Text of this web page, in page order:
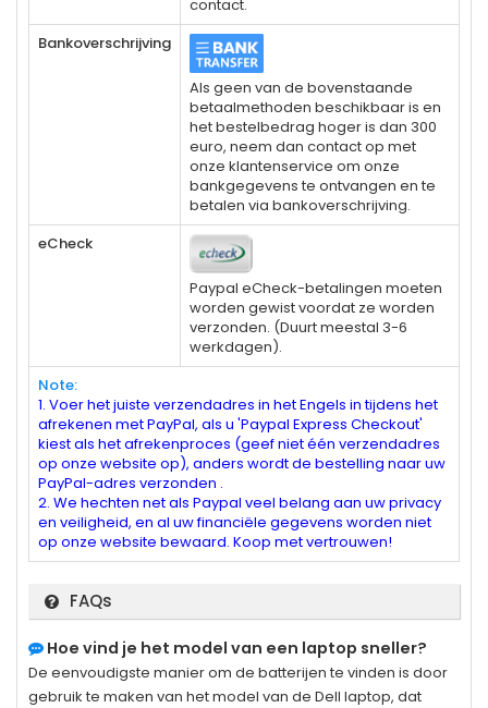
contact.
Bankoverschrijving
Als geen van de bovenstaande
betaalmethoden beschikbaar is en
het bestelbedrag hoger is dan 300
euro, neem dan contact op met
onze klantenservice om onze
bankgegevens te ontvangen en te
betalen via bankoverschrijving.
eCheck
Paypal eCheck-betalingen moeten
worden gewist voordat ze worden
verzonden. (Duurt meestal 3-6
werkdagen).
Note:
1. Voer het juiste verzendadres in het Engels in tijdens het
afrekenen met PayPal, als u 'Paypal Express Checkout'
kiest als het afrekenproces (geef niet één verzendadres
op onze website op), anders wordt de bestelling naar uw
PayPal-adres verzonden .
2. We hechten net als Paypal veel belang aan uw privacy
en veiligheid, en al uw financiële gegevens worden niet
op onze website bewaard. Koop met vertrouwen!
FAQs
Hoe vind je het model van een laptop sneller?
De eenvoudigste manier om de batterijen te vinden is door
gebruik te maken van het model van de Dell laptop, dat